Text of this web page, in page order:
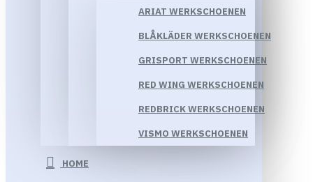
ARIAT WERKSCHOENEN
BLÅKLÄDER WERKSCHOENEN
GRISPORT WERKSCHOENEN
RED WING WERKSCHOENEN
REDBRICK WERKSCHOENEN
VISMO WERKSCHOENEN
HOME